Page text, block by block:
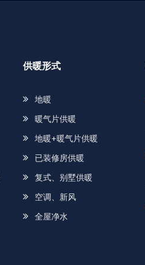
供暖形式
地暖
暖气片供暖
地暖+暖气片供暖
已装修房供暖
复式、别墅供暖
空调、新风
全屋净水